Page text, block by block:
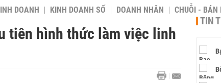
DOANH KINH DOANH SỐ DOANH NHÂN CHUỖI - BÁN
tiên hình thức làm việc linh
TIN